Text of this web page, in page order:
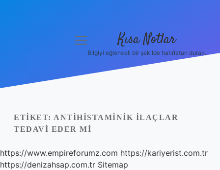
Yasal Uyarı
Hakkımızda
menüyü
Kısa Notlar
Bilgiyi eğlenceli bir şekilde hatırlatan durak.
ETIKET: ANTIHISTAMINIK ILAÇLAR
TEDAVI EDER MI
https://www.empireforumz.com https://kariyerist.com.tr
https://denizahsap.com.tr Sitemap